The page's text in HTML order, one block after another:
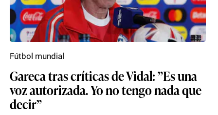
Gareca tras críticas de Vidal: ”Es una
voz autorizada. Yo no tengo nada que
decir”
Fútbol mundial